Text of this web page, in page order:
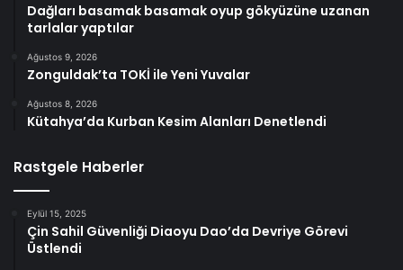
Dağları basamak basamak oyup gökyüzüne uzanan
tarlalar yaptılar
Ağustos 9, 2026
Zonguldak’ta TOKİ ile Yeni Yuvalar
Ağustos 8, 2026
Kütahya’da Kurban Kesim Alanları Denetlendi
Rastgele Haberler
Eylül 15, 2025
Çin Sahil Güvenliği Diaoyu Dao’da Devriye Görevi
Üstlendi